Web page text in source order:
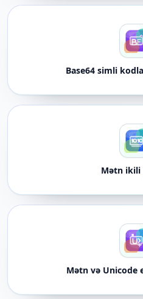
Base64 simli
Mətn ikili
Mətn və Unicode